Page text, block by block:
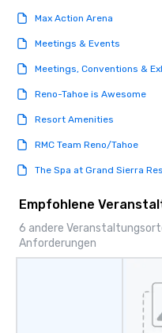
Max Action Arena
Meetings & Events
Meetings, Conventions &
Reno-Tahoe is Awesome
Resort Amenities
RMC Team Reno/Tahoe
The Spa at Grand Sierra
Empfohlene
6 andere
Anforderungen